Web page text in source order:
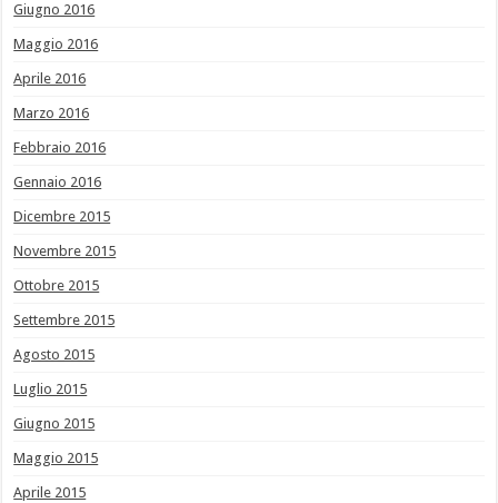
Giugno 2016
Maggio 2016
Aprile 2016
Marzo 2016
Febbraio 2016
Gennaio 2016
Dicembre 2015
Novembre 2015
Ottobre 2015
Settembre 2015
Agosto 2015
Luglio 2015
Giugno 2015
Maggio 2015
Aprile 2015